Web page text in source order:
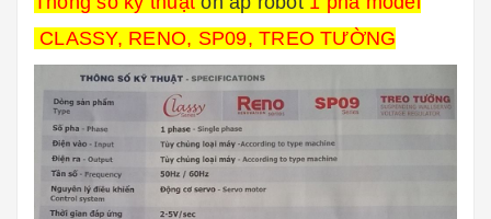
CLASSY, RENO, SP09, TREO TƯỜNG